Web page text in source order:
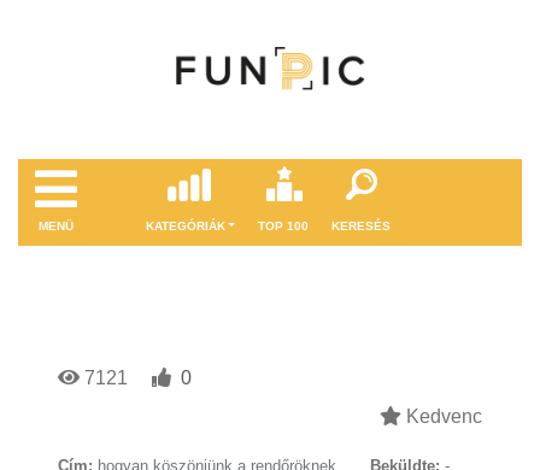
MENÜ KATEGÓRIÁK TOP 100 KERESÉS
7121
0
Kedvenc
Cím: hogyan köszönjünk a rendőröknek Beküldte: -